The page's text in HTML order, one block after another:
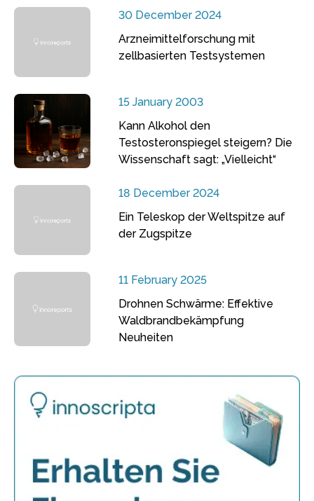
30 December 2024
Arzneimittelforschung mit
zellbasierten Testsystemen
15 January 2003
Kann Alkohol den
Testosteronspiegel steigern? Die
Wissenschaft sagt: „Vielleicht“
18 December 2024
Ein Teleskop der Weltspitze auf
der Zugspitze
11 February 2025
Drohnen Schwärme: Effektive
Waldbrandbekämpfung
Neuheiten